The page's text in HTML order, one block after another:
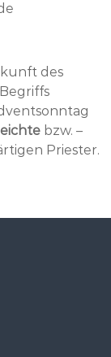
des
bzw. –
Priester.